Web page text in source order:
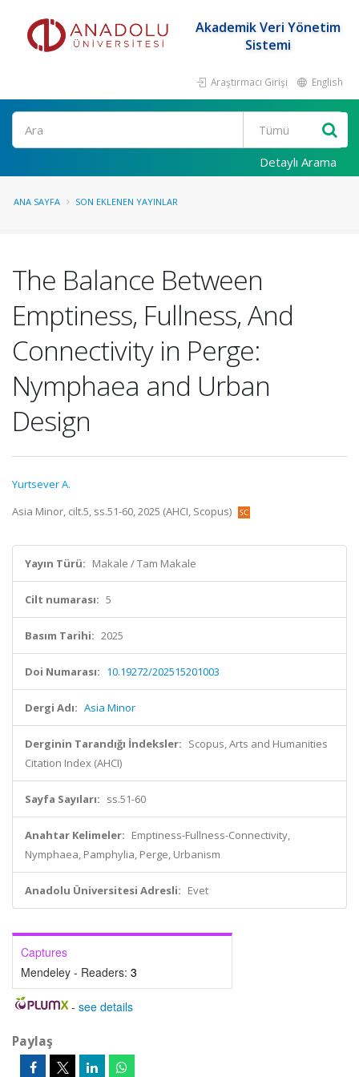
Akademik Veri Yönetim
Sistemi
Araştırmacı Girişi English
Ara
Detaylı Arama
ANA SAYFA SON EKLENEN YAYINLAR
The Balance Between
Emptiness, Fullness, And
Connectivity in Perge:
Nymphaea and Urban
Design
Yurtsever A.
Asia Minor, cilt.5, ss.51-60, 2025 (AHCI, Scopus)
Yayın Türü: Makale / Tam Makale
Cilt numarası: 5
Basım Tarihi: 2025
Doi Numarası: 10.19272/202515201003
Dergi Adı: Asia Minor
Derginin Tarandığı İndeksler: Scopus, Arts and Humanities
Citation Index (AHCI)
Sayfa Sayıları: ss.51-60
Anahtar Kelimeler: Emptiness-Fullness-Connectivity,
Nymphaea, Pamphylia, Perge, Urbanism
Anadolu Üniversitesi Adresli: Evet
Captures
Mendeley - Readers: 3
- see details
Paylaş